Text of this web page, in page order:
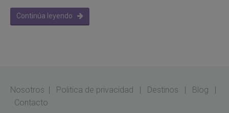
Continúa leyendo
Nosotros | Politica de privacidad | Destinos | Blog |
Contacto